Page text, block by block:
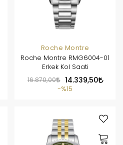
Roche Montre
Roche Montre RMG6004-01
Erkek Kol Saati
16.870,00
14.339,50
%15